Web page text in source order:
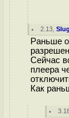
2.13 ,
Раньше
Сейчас
плеера
Как